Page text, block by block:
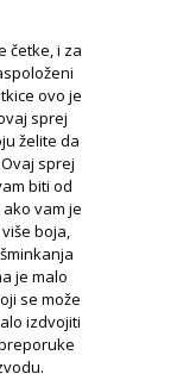
četke, i za
ovo je
sprej
želite da
sprej
biti od
vam je
boja,
je malo
se može
izdvojiti